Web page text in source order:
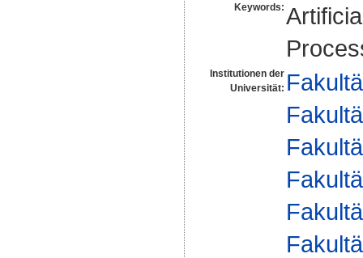
Keywords:
Institutionen der
Universität: